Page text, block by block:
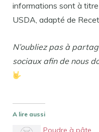
informations sont à
USDA, adapté de
N’oubliez pas à
sociaux afin de nous
A lire aussi
Poudre à pâte